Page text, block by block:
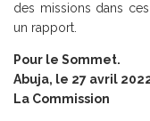
des missions dans
un rapport.
Pour le Sommet.
Abuja, le 27 avril
La Commission